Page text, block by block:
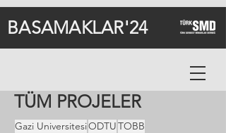
BASAMAKLAR'24
TÜM PROJELER
Gazi UniversitesiODTUTOBB